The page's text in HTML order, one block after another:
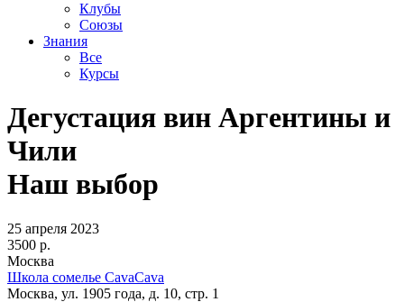
Клубы
Союзы
Знания
Все
Курсы
Дегустация вин Аргентины и
Чили
Наш выбор
25 апреля 2023
3500 р.
Москва
Школа сомелье CavaCava
Москва, ул. 1905 года, д. 10, стр. 1